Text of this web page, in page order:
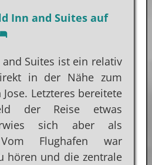
Inn and Suites auf
Suites ist ein relativ
in der Nähe zum
Letzteres bereitete
der Reise etwas
sich aber als
Flughafen war
hören und die zentrale